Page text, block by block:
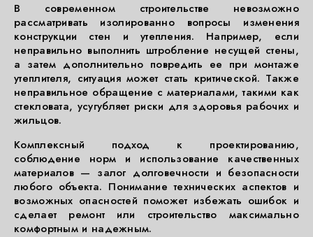
В современном строительстве невозможно
рассматривать изолированно вопросы изменения
конструкции стен и утепления. Например, если
неправильно выполнить штробление несущей стены,
а затем дополнительно повредить ее при монтаже
утеплителя, ситуация может стать критической. Также
неправильное обращение с материалами, такими как
стекловата, усугубляет риски для здоровья рабочих и
жильцов.
Комплексный подход к проектированию,
соблюдение норм и использование качественных
материалов — залог долговечности и безопасности
любого объекта. Понимание технических аспектов и
возможных опасностей поможет избежать ошибок и
сделает ремонт или строительство максимально
комфортным и надежным.